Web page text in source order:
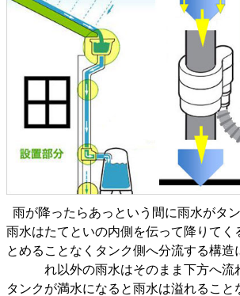
・説明書に従い、問題なく30分ほど
ができました
・ソーなど付属品が付いていてたい
た。余すことなく使いま
・腐敗防止になるようオーバーフロ
雨が降ったらあっという間に雨水がタ
雨水はたてといの内側を伝って降りてく
とめることなくタンク側へ分流する構造
れ以外の雨水はそのまま下方へ流
タンクが満水になると雨水は溢れること